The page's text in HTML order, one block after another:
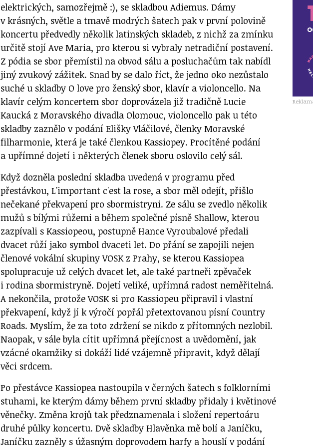
elektrických, samozřejmě :), se skladbou Adiemus. Dámy
v krásných, světle a tmavě modrých šatech pak v první polovině
koncertu předvedly několik latinských skladeb, z nichž za zmínku
určitě stojí Ave Maria, pro kterou si vybraly netradiční postavení.
Z pódia se sbor přemístil na obvod sálu a posluchačům tak nabídl
jiný zvukový zážitek. Snad by se dalo říct, že jedno oko nezůstalo
suché u skladby O love pro ženský sbor, klavír a violoncello. Na
klavír celým koncertem sbor doprovázela již tradičně Lucie
Kaucká z Moravského divadla Olomouc, violoncello pak u této
skladby zaznělo v podání Elišky Vláčilové, členky Moravské
filharmonie, která je také členkou Kassiopey. Procítěné podání
a upřímné dojetí i některých členek sboru oslovilo celý sál.
Když dozněla poslední skladba uvedená v programu před
přestávkou, L'important c'est la rose, a sbor měl odejít, přišlo
nečekané překvapení pro sbormistryni. Ze sálu se zvedlo několik
mužů s bílými růžemi a během společné písně Shallow, kterou
zazpívali s Kassiopeou, postupně Hance Vyroubalové předali
dvacet růží jako symbol dvaceti let. Do přání se zapojili nejen
členové vokální skupiny VOSK z Prahy, se kterou Kassiopea
spolupracuje už celých dvacet let, ale také partneři zpěvaček
i rodina sbormistryně. Dojetí veliké, upřímná radost neměřitelná.
A nekončila, protože VOSK si pro Kassiopeu připravil i vlastní
překvapení, když jí k výročí popřál přetextovanou písní Country
Roads. Myslím, že za toto zdržení se nikdo z přítomných nezlobil.
Naopak, v sále byla cítit upřímná přejícnost a uvědomění, jak
vzácné okamžiky si dokáží lidé vzájemně připravit, když dělají
věci srdcem.
Po přestávce Kassiopea nastoupila v černých šatech s folklorními
stuhami, ke kterým dámy během první skladby přidaly i květinové
věnečky. Změna krojů tak předznamenala i složení repertoáru
druhé půlky koncertu. Dvě skladby Hlavěnka mě bolí a Janíčku,
Janíčku zazněly s úžasným doprovodem harfy a houslí v podání